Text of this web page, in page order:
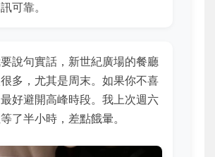
可靠。
說句實話，新世紀廣場的餐廳
多，尤其是周末。如果你不喜
好避開高峰時段。我上次週六
了半小時，差點餓暈。